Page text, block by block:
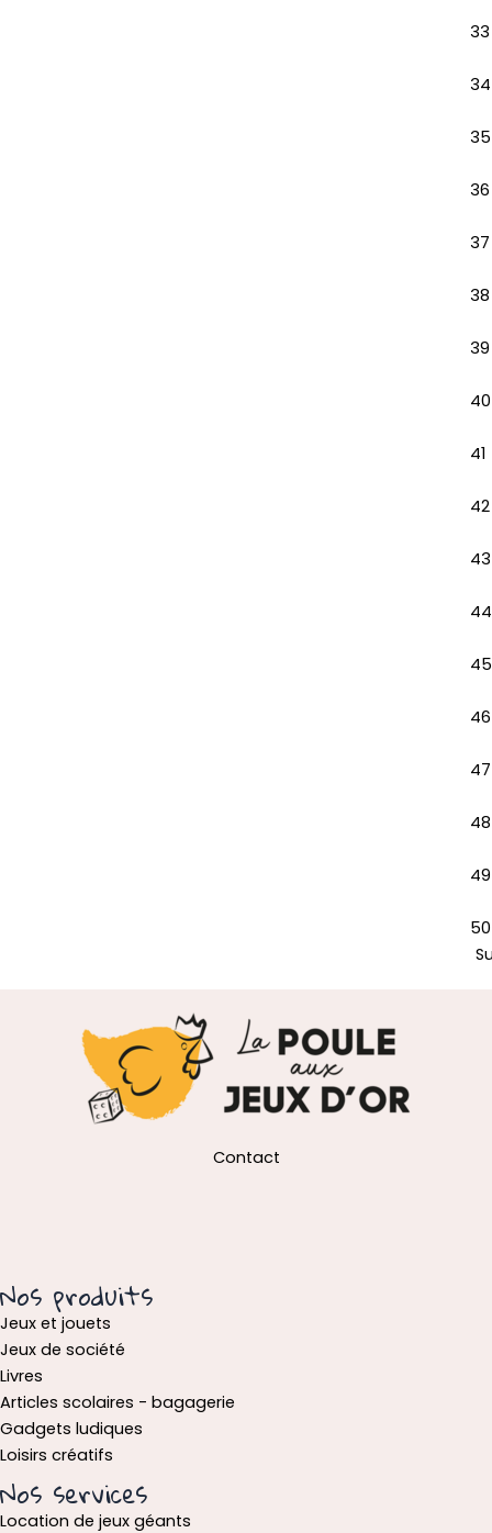
33
34
35
36
37
38
39
40
41
42
43
44
45
46
47
48
49
50
Contact
Nos produits
Jeux et jouets
Jeux de société
Livres
Articles scolaires - bagagerie
Gadgets ludiques
Loisirs créatifs
Nos services
Location de jeux géants